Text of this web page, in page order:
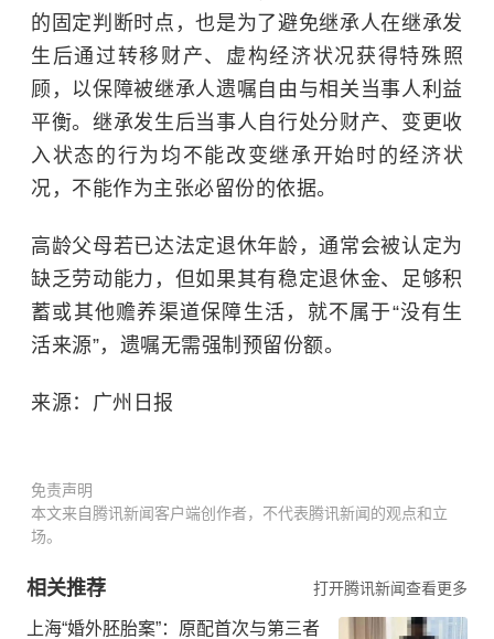
的固定判断时点，也是为了避免继承人在继承发
生后通过转移财产、虚构经济状况获得特殊照
顾，以保障被继承人遗嘱自由与相关当事人利益
平衡。继承发生后当事人自行处分财产、变更收
入状态的行为均不能改变继承开始时的经济状
况，不能作为主张必留份的依据。
高龄父母若已达法定退休年龄，通常会被认定为
缺乏劳动能力，但如果其有稳定退休金、足够积
蓄或其他赡养渠道保障生活，就不属于“没有生
活来源”，遗嘱无需强制预留份额。
来源：广州日报
免责声明
本文来自腾讯新闻客户端创作者，不代表腾讯新闻的观点和立
场。
相关推荐 打开腾讯新闻查看更多
上海“婚外胚胎案”：原配首次与第三者